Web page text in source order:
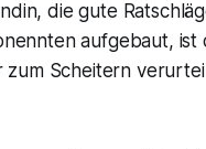
die gute
aufgebaut, ist
zum Scheitern